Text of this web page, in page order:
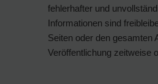
fehlerhafter und
Informationen sind
Seiten oder den gesamten
Veröffentlichung zeitweise